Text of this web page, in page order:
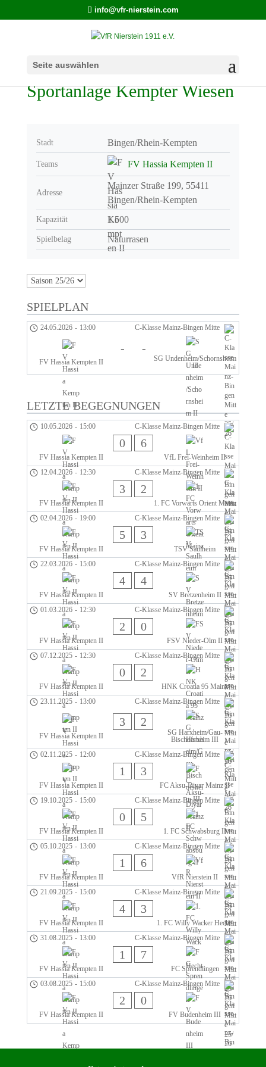
info@vfr-nierstein.com
Seite auswählen
Sportanlage Kempter Wiesen
Stadt Bingen/Rhein-Kempten
Teams FV Hassia Kempten II
Adresse
Mainzer Straße 199, 55411
Bingen/Rhein-Kempten
Kapazität 1.500
Spielbelag Naturrasen
SPIELPLAN
C-Klasse Mainz-Bingen Mitte
24.05.2026 - 13:00
FV Hassia Kempten II
- -
SG Undenheim/Schornsheim
II
LETZTE BEGEGNUNGEN
C-Klasse Mainz-Bingen Mitte
10.05.2026 - 15:00
FV Hassia Kempten II
0 6
VfL Frei-Weinheim II
C-Klasse Mainz-Bingen Mitte
12.04.2026 - 12:30
FV Hassia Kempten II
3 2
1. FC Vorwärts Orient Mainz
C-Klasse Mainz-Bingen Mitte
02.04.2026 - 19:00
FV Hassia Kempten II
5 3
TSV Saulheim
C-Klasse Mainz-Bingen Mitte
22.03.2026 - 15:00
FV Hassia Kempten II
4 4
SV Bretzenheim II
C-Klasse Mainz-Bingen Mitte
01.03.2026 - 12:30
FV Hassia Kempten II
2 0
FSV Nieder-Olm II
C-Klasse Mainz-Bingen Mitte
07.12.2025 - 12:30
FV Hassia Kempten II
0 2
HNK Croatia 95 Mainz
C-Klasse Mainz-Bingen Mitte
23.11.2025 - 13:00
FV Hassia Kempten II
3 2
SG Harxheim/Gau-
Bischofsheim III
C-Klasse Mainz-Bingen Mitte
02.11.2025 - 12:00
FV Hassia Kempten II
1 3
FC Aksu-Diyar Mainz II
C-Klasse Mainz-Bingen Mitte
19.10.2025 - 15:00
FV Hassia Kempten II
0 5
1. FC Schwabsburg II
C-Klasse Mainz-Bingen Mitte
05.10.2025 - 13:00
FV Hassia Kempten II
1 6
VfR Nierstein II
C-Klasse Mainz-Bingen Mitte
21.09.2025 - 15:00
FV Hassia Kempten II
4 3
1. FC Willy Wacker Hecht.
C-Klasse Mainz-Bingen Mitte
31.08.2025 - 13:00
FV Hassia Kempten II
1 7
FC Sprendlingen
C-Klasse Mainz-Bingen Mitte
03.08.2025 - 15:00
FV Hassia Kempten II
2 0
FV Budenheim III